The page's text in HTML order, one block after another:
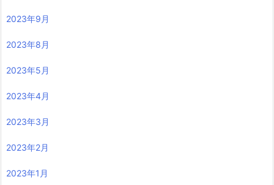
2023年9月
2023年8月
2023年5月
2023年4月
2023年3月
2023年2月
2023年1月